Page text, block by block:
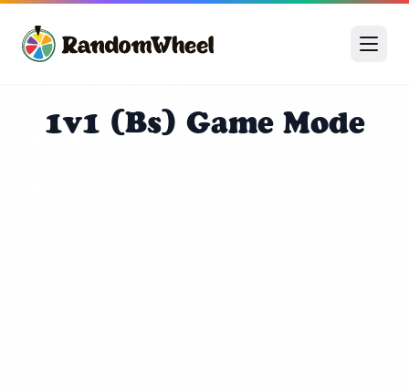
1v1 (Bs) Game Mode